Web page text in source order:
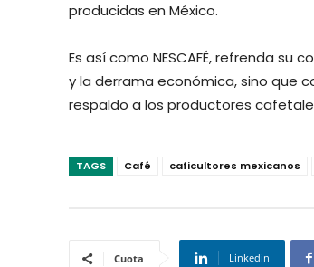
producidas en México.
Es así como NESCAFÉ, refrenda
y la derrama económica, sino que
respaldo a los productores
TAGS Café caficultores mexicanos
Cuota Linkedin